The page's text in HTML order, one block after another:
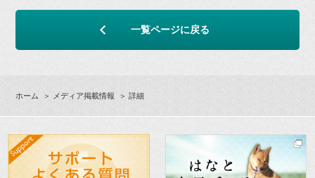
一覧ページに戻る
ホーム ＞ メディア掲載情報 ＞ 詳細